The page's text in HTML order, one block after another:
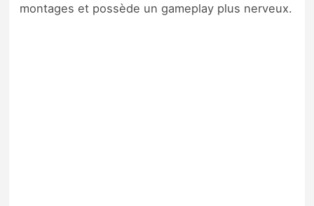
montages et possède un gameplay plus nerveux.